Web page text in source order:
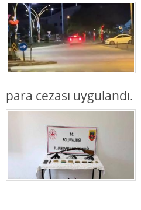
para cezası uygulandı.